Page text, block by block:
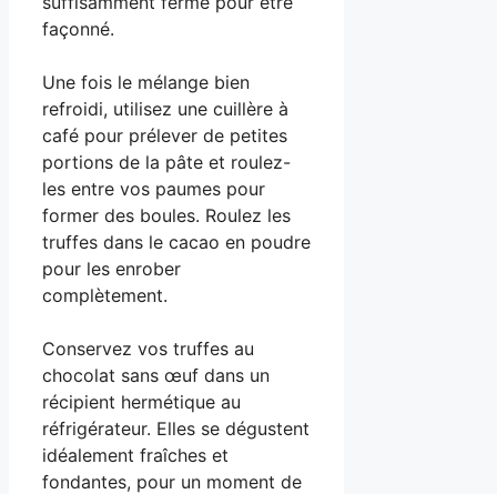
façonné.
Une fois le mélange bien
refroidi, utilisez une cuillère à
café pour prélever de petites
portions de la pâte et roulez-
les entre vos paumes pour
former des boules. Roulez les
truffes dans le cacao en poudre
pour les enrober
complètement.
Conservez vos truffes au
chocolat sans œuf dans un
récipient hermétique au
réfrigérateur. Elles se dégustent
idéalement fraîches et
fondantes, pour un moment de